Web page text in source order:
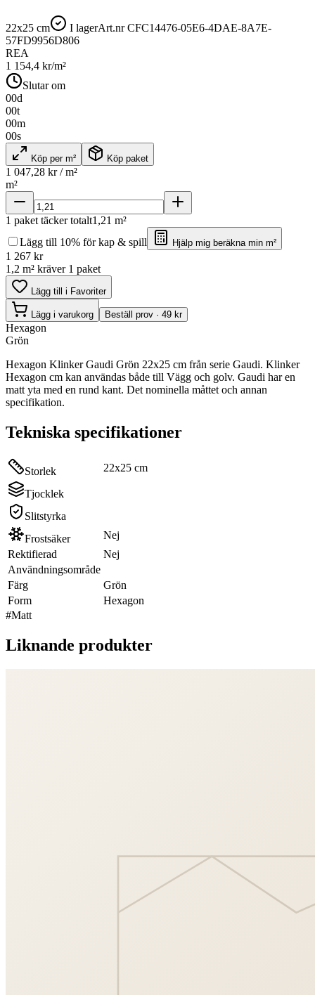
22x25 cm I lagerArt.nrCFC14476-05E6-4DAE-8A7E-
57FD9956D806
REA
1 154,4 kr/m²
Slutar om
00d
00t
00m
00s
Köp per m² Köp paket
1 047,28 kr / m²
m²
1 paket täcker totalt1,21 m²
Lägg till 10% för kap & spill
Hjälp mig beräkna min m²
1 267 kr
1,2 m² kräver 1 paket
Lägg till i Favoriter
Lägg i varukorg Beställ prov · 49 kr
Hexagon
Grön
Hexagon Klinker Gaudi Grön 22x25 cm från serie Gaudi. Klinker
Hexagon cm kan användas både till Vägg och golv. Gaudi har en
matt yta med en rund kant. Det nominella måttet och annan
specifikation.
Tekniska specifikationer
Storlek 22x25 cm
Tjocklek
Slitstyrka
Frostsäker
Nej
Rektifierad
Nej
Användningsområde
Färg
Grön
Form
Hexagon
#Matt
Liknande produkter